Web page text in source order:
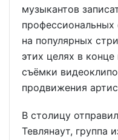
музыкантов
профессиональных
на популярных
этих целях в
съёмки
продвижения
В столицу
Тевлянаут, группа